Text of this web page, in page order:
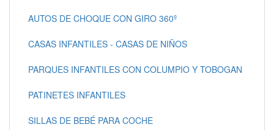
AUTOS DE CHOQUE CON GIRO 360º
CASAS INFANTILES - CASAS DE NIÑOS
PARQUES INFANTILES CON COLUMPIO Y TOBOGAN
PATINETES INFANTILES
SILLAS DE BEBÉ PARA COCHE